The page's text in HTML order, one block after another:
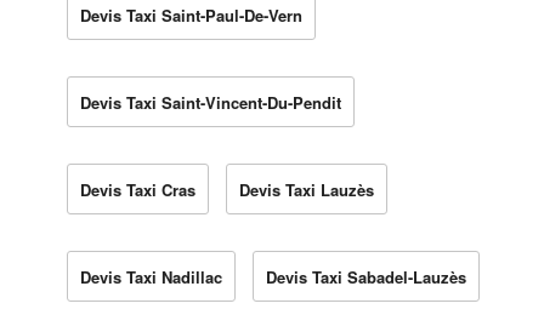
Devis Taxi Saint-Paul-De-Vern
Devis Taxi Saint-Vincent-Du-Pendit
Devis Taxi Cras Devis Taxi Lauzès
Devis Taxi Nadillac Devis Taxi Sabadel-Lauzès